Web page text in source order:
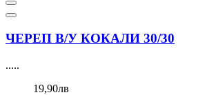
ЧЕРЕП В/У КОКАЛИ 30/30
.....
19,90лв